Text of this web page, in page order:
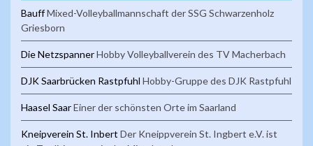
BauffMixed-Volleyballmannschaft der SSG Schwarzenholz
Griesborn
Die NetzspannerHobby Volleyballverein des TV Macherbach
DJK Saarbrücken Rastpfuhl Hobby-Gruppe des DJK Rastpfuhl
Haasel SaarEiner der schönsten Orte im Saarland
Kneipverein St. Inbert Der Kneippverein St. Ingbert e.V. ist